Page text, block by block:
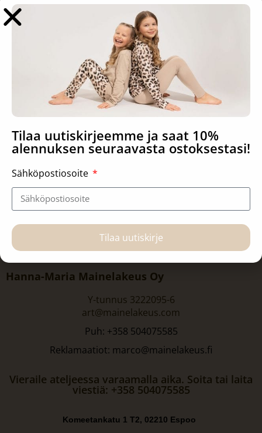
Hanna-Maria Mainelakeus Oy
Y-tunnus 3222095-6
art@mainelakeus.com
Puh: +358 504075585
Reklamaatiot: marco@mainelakeus.fi
Vieraile ateljeessa varaamalla aika. Soita tai laita
viestiä: +358 504075585
Komeetankatu 1 T2, 02210 Espoo
Tilaa uutiskirjeemme ja saat 10%
alennuksen seuraavasta ostoksestasi!
Sähköpostiosoite
Tilaa uutiskirje